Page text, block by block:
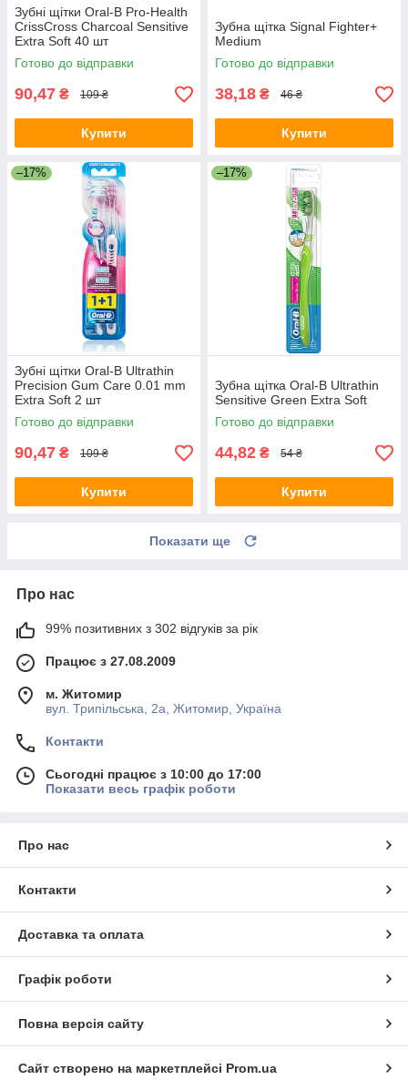
Зубні щітки Oral-B Pro-Health
CrissCross Charcoal Sensitive
Extra Soft 40 шт
Готово до відправки
90,47 ₴ 109 ₴
Купити
Зубна щітка Signal Fighter+
Medium
Готово до відправки
38,18 ₴ 46 ₴
Купити
–17%
Зубні щітки Oral-B Ultrathin
Precision Gum Care 0.01 mm
Extra Soft 2 шт
Готово до відправки
90,47 ₴ 109 ₴
Купити
–17%
Зубна щітка Oral-B Ultrathin
Sensitive Green Extra Soft
Готово до відправки
44,82 ₴ 54 ₴
Купити
Показати ще
Про нас
99% позитивних з 302 відгуків за рік
Працює з 27.08.2009
м. Житомир
вул. Трипільська, 2а, Житомир, Україна
Контакти
Сьогодні працює з 10:00 до 17:00
Показати весь графік роботи
Про нас
Контакти
Доставка та оплата
Графік роботи
Повна версія сайту
Сайт створено на маркетплейсі Prom.ua